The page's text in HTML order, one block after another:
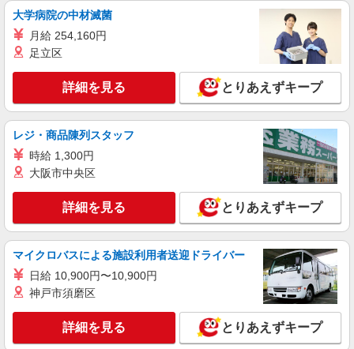
給UPしました♪
■ベイキッズあおぞら保育園（小規模保育園）
詳細を見る
株式会社アスカ 横浜支店（jb631869）
私立認可保育園の保育士
月給 226,608円 〜 235,380円 ※給与幅は経
験・能力により考慮 賞与あり 交通費あり／上限
23,000円/月 例）大学卒の方 ・基本給 ：219.000
円 ・手当 ：16.380円 ・処遇改善：〜40000円
・担任手当：5000〜15.000円
■ゆうぽーと保育園（私立認可保育園） 神奈川
県横浜市都筑区池辺町403513
キープ 詳細を見る
アルバイト パート
株式会社アスカ 横浜支店（jb620159）
時給 1,252円 〜 1,350円 ※給与幅は経験・能
力により考慮 賞与あり 交通費あり
大学病院の中材滅菌
月給 254,160円
足立区
詳細を見る とりあえずキープ
レジ・商品陳列スタッフ
時給 1,300円
大阪市中央区
詳細を見る とりあえずキープ
マイクロバスによる施設利用者送迎ドライバー
日給 10,900円〜10,900円
神戸市須磨区
詳細を見る とりあえずキープ